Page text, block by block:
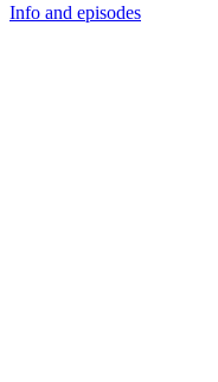
Info and episodes